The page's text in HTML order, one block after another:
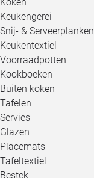
Keukengerei
Snij- & Serveerplanken
Keukentextiel
Voorraadpotten
Kookboeken
Buiten koken
Tafelen
Servies
Glazen
Placemats
Tafeltextiel
Bestek